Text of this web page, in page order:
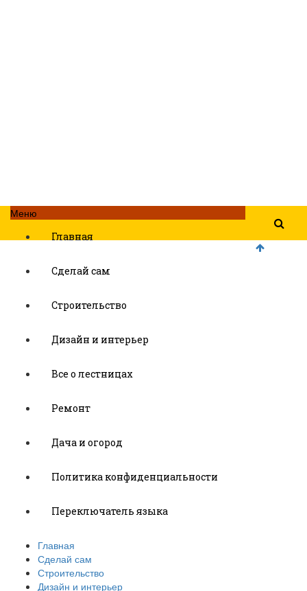
Меню
Главная
Сделай сам
Строительство
Дизайн и интерьер
Все о лестницах
Ремонт
Дача и огород
Политика конфиденциальности
Переключатель языка
Главная
Сделай сам
Строительство
Дизайн и интерьер